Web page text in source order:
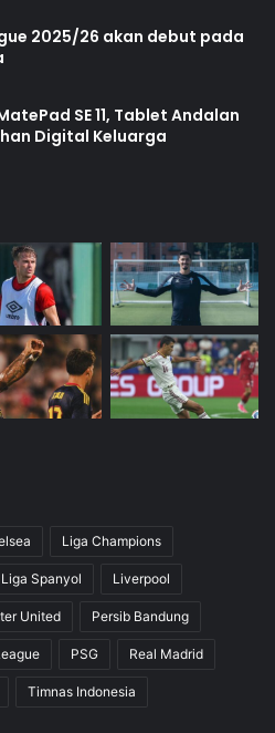
a
2025/26 akan debut pada
SE 11, Tablet Andalan
Digital Keluarga
Liga Champions
Liga Spanyol Liverpool
United Persib Bandung
PSG Real Madrid
Timnas Indonesia